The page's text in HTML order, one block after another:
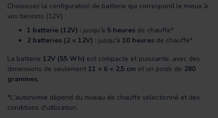
Choisissez la configuration de batterie qui correspond le mieux à
vos besoins (12V) :
1 batterie (12V) : jusqu'à 5 heures de chauffe*
2 batteries (2 × 12V) : jusqu'à 10 heures de chauffe*
La batterie 12V (55 Wh) est compacte et puissante, avec des
dimensions de seulement 11 × 6 × 2,5 cm et un poids de 280
grammes.
*L'autonomie dépend du niveau de chauffe sélectionné et des
conditions d'utilisation.